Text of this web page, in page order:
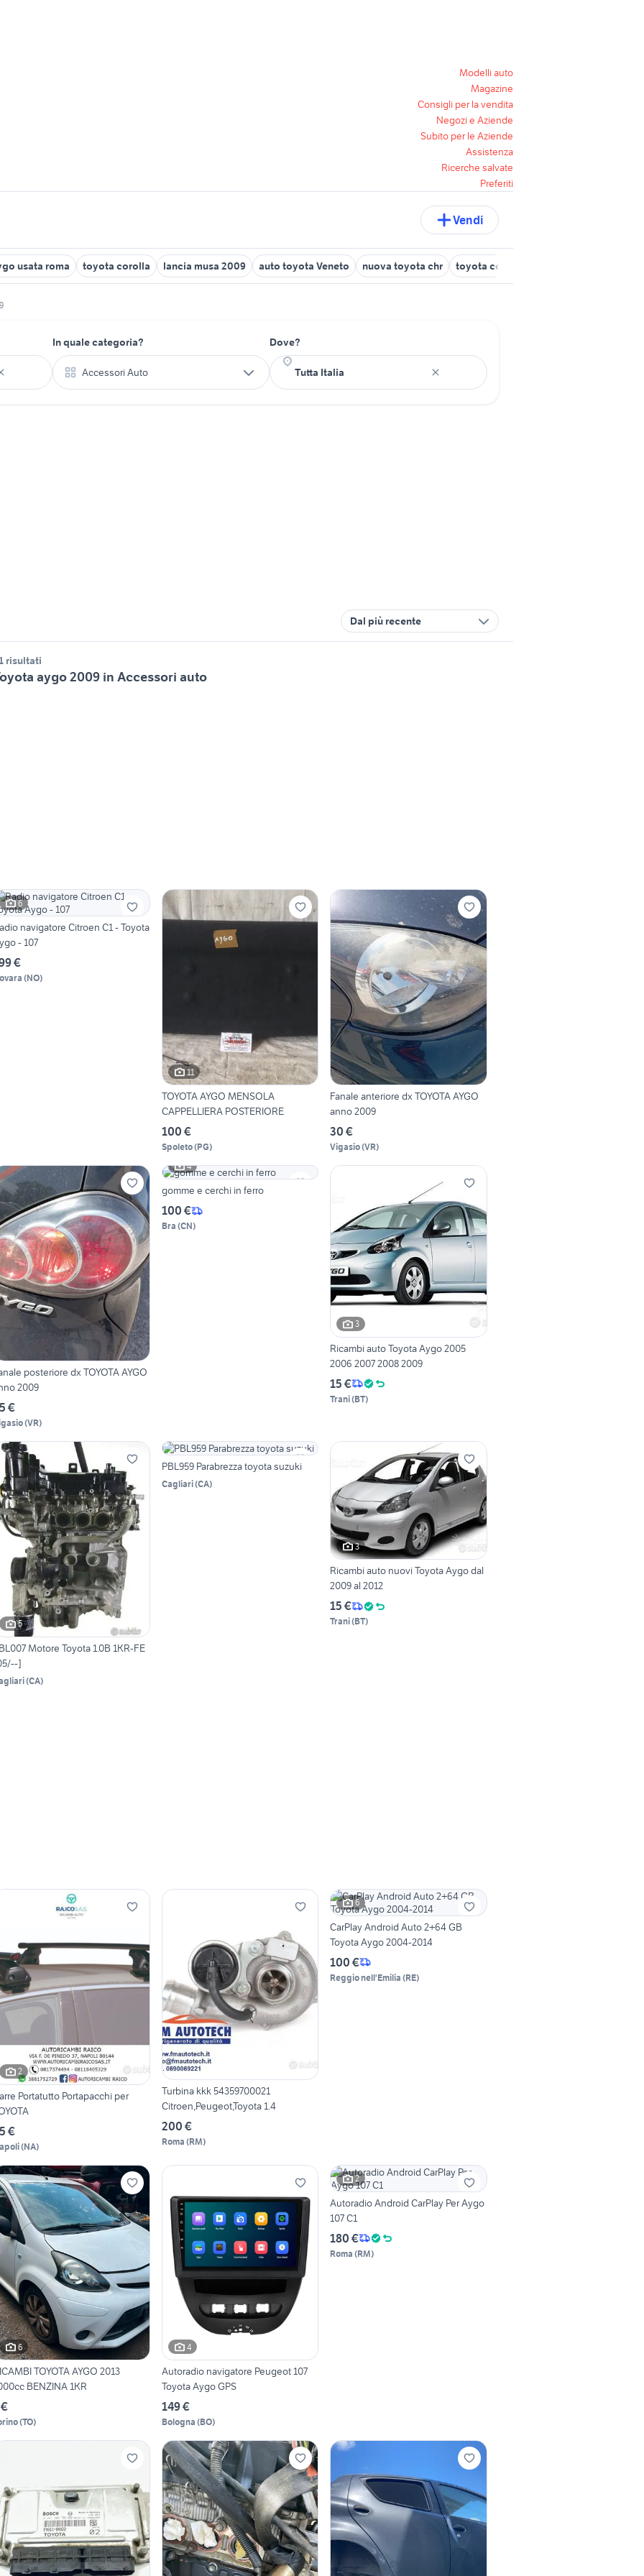
Modelli auto
Magazine
Consigli per la vendita
Negozi e Aziende
Subito per le Aziende
Assistenza
Ricerche salvate
Preferiti
Vendi
usata roma toyota corolla lancia musa 2009 auto toyota Veneto nuova toyota chr toyota corolla 2000
In quale categoria?
Accessori Auto
Dove?
Dal più recente
risultati
aygo 2009 in Accessori auto
6
navigatore Citroen C1 - Toyota
- 107
€
(NO)
11
TOYOTA AYGO MENSOLA
CAPPELLIERA POSTERIORE
100 €
Spoleto(PG)
Fanale anteriore dx TOYOTA AYGO
anno 2009
30 €
Vigasio(VR)
posteriore dx TOYOTA AYGO
2009
€
(VR)
4
gomme e cerchi in ferro
100 €
Bra (CN)
3
Ricambi auto Toyota Aygo 2005
2006 2007 2008 2009
15 €
Trani(BT)
5
Motore Toyota 1.0B 1KR-FE
]
(CA)
PBL959 Parabrezza toyota suzuki
Cagliari(CA)
3
Ricambi auto nuovi Toyota Aygo dal
2009 al 2012
15 €
Trani(BT)
2
Portatutto Portapacchi per
€
(NA)
Turbina kkk 54359700021
Citroen,Peugeot,Toyota 1.4
200 €
Roma (RM)
6
CarPlay Android Auto 2+64 GB
Toyota Aygo 2004-2014
100 €
Reggio nell'Emilia (RE)
6
TOYOTA AYGO 2013
BENZINA 1KR
(TO)
4
Autoradio navigatore Peugeot 107
Toyota Aygo GPS
149 €
Bologna (BO)
2
Autoradio Android CarPlay Per Aygo
107 C1
180 €
Roma (RM)